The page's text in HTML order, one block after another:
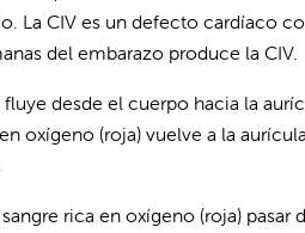
CIV es un defecto cardíaco
del embarazo produce la CIV.
desde el cuerpo hacia la
oxígeno (roja) vuelve a la
rica en oxígeno (roja)